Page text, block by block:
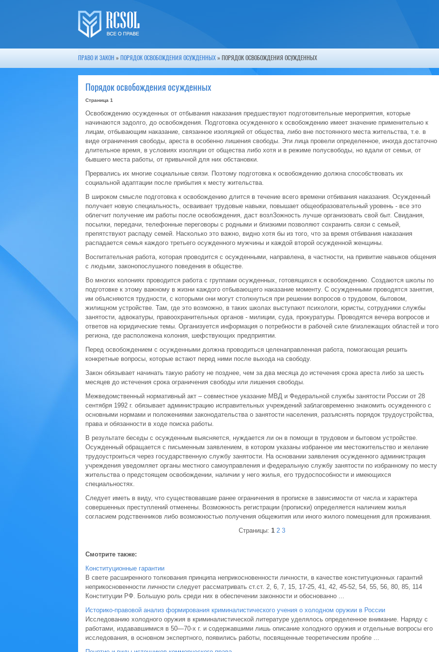
ПРАВО И ЗАКОН » ПОРЯДОК ОСВОБОЖДЕНИЯ ОСУЖДЕННЫХ» ПОРЯДОК ОСВОБОЖДЕНИЯ ОСУЖДЕННЫХ
Порядок освобождения осужденных
Страница 1
Освобождению осужденных от отбывания наказания предшествуют подготовительные мероприятия, которые
начинаются задолго, до освобождения. Подготовка осужденного к освобождению имеет значение применительно к
лицам, отбывающим наказание, связанное изоляцией от общества, либо вне постоянного места жительства, т.е. в
виде ограничения свободы, ареста в особенно лишения свободы. Эти лица провели oпpeдeлeнное, иногда достаточно
длительное время, в условиях изоляции от общества либо хотя и в режиме полусвободы, но вдали от семьи, от
бывшего места работы, от привычной для них обстановки.
Прервались их многие социальные связи. Поэтому подготовка к освобождению должна способствовать их
социальной адаптации после прибытия к месту жительства.
В широком смысле подготовка к освобождению длится в течение всего времени отбивания наказания. Осужденный
получает новую специальность, осваивает трудовые навыки, повышает общеобразовательный уровень - все это
облегчит получение им работы после освобождения, даст возл3ожность лучше организовать свой быт. Свидания,
посылки, передачи, телефонные переговоры с родными и близкими позволяют сохранить связи с семьей,
препятствуют распаду семей. Насколько это важно, видно хотя бы из того, что за время отбивания наказания
распадается семья каждого третьего осужденного мужчины и каждой второй осужденной женщины.
Воспитательная работа, которая проводится с осужденными, направлена, в частности, на привитие навыков общения
с людьми, законопослушного поведения в обществе.
Во многих колониях проводится работа с группами осужденных, готовящихся к освобождению. Создаются школы по
подготовке к этому важному в жизни каждого отбывающего наказание моменту. С осужденными проводятся занятия,
им объясняются трудности, с которыми они могут столкнуться при решении вопросов о трудовом, бытовом,
жилищном устройстве. Там, где это возможно, в таких школах выступают психологи, юристы, сотрудники службы
занятости, адвокатуры, правoохранительных органов - милиции, суда, прокуратуры. Проводятся вечера вопросов и
ответов на юридические темы. Организуется информация о потребности в рабочей силе близлежащих областей и того
региона, где расположена колония, шефствующих предприятии.
Перед освобождением с осужденными должна проводиться целенаправленная работа, помогающая решить
конкретные вопросы, которые встают перед ними после выхода на свободу.
Закон обязывает начинать такую работу не позднее, чем за два месяца до истечения срока ареста либо за шесть
месяцев до истечения срока ограничения свободы или лишения свободы.
Межведомственный нормативный акт – совместное указание МВД и Федеральной службы занятости России от 28
сентября 1992 г. обязывает администрацию исправительных учреждений заблаговременно знакомить осужденного с
основными нормами и положениями законодательства о занятости населения, разъяснять порядок трудоустройства,
права и обязанности в ходе поиска работы.
В результате беседы с осужденным выясняется, нуждается ли он в помощи в трудовом и бытовом устройстве.
Осужденный обращается с письменным заявлением, в котором указаны избранное им местожительство и желание
трудоустроиться через государственную службу занятости. На основании заявления осужденного администрация
учреждения уведомляет органы местного самоуправления и федеральную службу занятости по избранному по месту
жительства о предстоящем освобождении, наличии у него жилья, его трудоспособности и имеющихся
специальностях.
Следует иметь в виду, что существовавшие ранее ограничения в прописке в зависимости от числа и характера
совершенных преступлений отменены. Возможность регистрации (прописки) определяется наличием жилья
согласием родственников либо возможностью получения общежития или иного жилого помещения для проживания.
Страницы: 1 2 3
Смотрите также:
Конституционные гарантии
В свете расширенного толкования принципа неприкосновенности личности, в качестве конституционных гарантий
неприкосновенности личности следует рассматривать ст.ст. 2, 6, 7, 15, 17-25, 41, 42, 45-52, 54, 55, 56, 80, 85, 114
Конституции РФ. Большую роль среди них в обеспечении законности и обоснованно ...
Историко-правовой анализ формирования криминалистического учения о холодном оружии в России
Исследованию холодного оружия в криминалистической литературе уделялось определенное внимание. Наряду с
работами, издававшимися в 50—70-х г. и содержавшими лишь описание холодного оружия и отдельные вопросы его
исследования, в основном экспертного, появились работы, посвященные теоретическим пробле ...